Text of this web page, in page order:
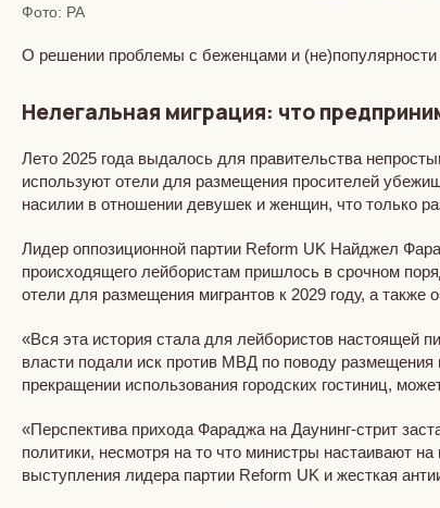
Фото: PA
О решении проблемы с беженцами и (не)популярности
Нелегальная миграция: что
Лето 2025 года выдалось для правительства
используют отели для размещения просителей
насилии в отношении девушек и женщин, что только
Лидер оппозиционной партии Reform UK Найджел
происходящего лейбористам пришлось в срочном
отели для размещения мигрантов к 2029 году, а
«Вся эта история стала для лейбористов настоящей
власти подали иск против МВД по поводу
прекращении использования городских гостиниц,
«Перспектива прихода Фараджа на Даунинг-стрит
политики, несмотря на то что министры настаивают
выступления лидера партии Reform UK и жесткая